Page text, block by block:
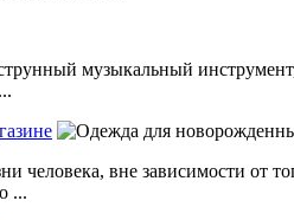
музыкальный
вне зависимости от
...